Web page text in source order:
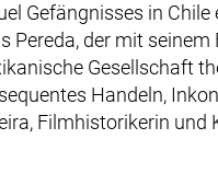
Gefängnisses in Chile
Pereda, der mit
Gesellschaft
Handeln,
Filmhistorikerin und